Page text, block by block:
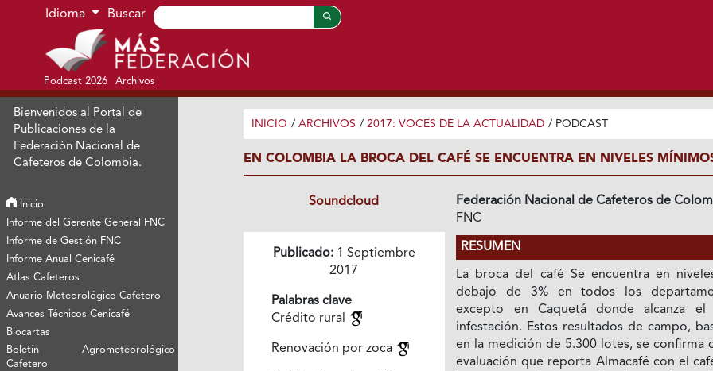
Ir al menú de navegación principal
Ir al contenido principal
Ir al pie de página del sitio
Idioma Buscar
Podcast 2026 Archivos
Bienvenidos al Portal de
Publicaciones de la
Federación Nacional de
Cafeteros de Colombia.
Inicio
Informe del Gerente General FNC
Informe de Gestión FNC
Informe Anual Cenicafé
Atlas Cafeteros
Anuario Meteorológico Cafetero
Avances Técnicos Cenicafé
Biocartas
Boletín Agrometeorológico
Cafetero
INICIO / ARCHIVOS / 2017: VOCES DE LA ACTUALIDAD / PODCAST
EN COLOMBIA LA BROCA DEL CAFÉ SE ENCUENTRA EN NIVELES
Soundcloud
Publicado:1 Septiembre
2017
Palabras clave
Crédito rural
Renovación por zoca
Federación Nacional de Cafeteros de
FNC
RESUMEN
La broca del café Se encuentra en
debajo de 3% en todos los
excepto en Caquetá donde alcanza el
infestación. Estos resultados de campo,
en la medición de 5.300 lotes, se confirma
evaluación que reporta Almacafé con el